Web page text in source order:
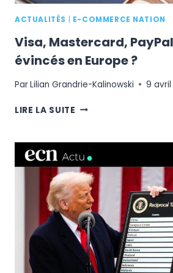
ACTUALITÉS E-COMMERCE NATION
Visa, Mastercard,
évincés en Europe ?
ParLilian Grandrie-Kalinowski 9 avril
LIRE LA SUITE VISA,
BIENTÔT
ÉVINCÉS
EN
EUROPE
?